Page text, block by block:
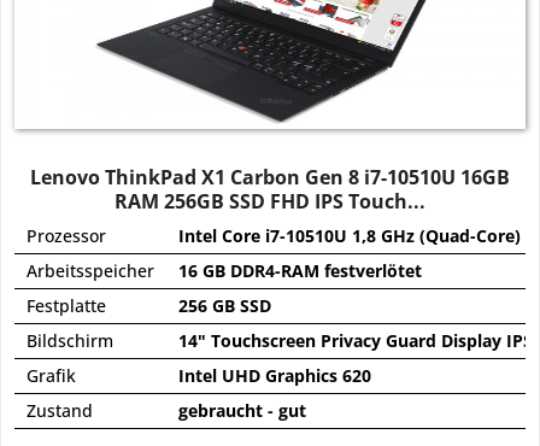
Lenovo ThinkPad X1 Carbon Gen 8 i7-10510U 16GB
RAM 256GB SSD FHD IPS Touch...
Prozessor
Intel Core i7-10510U 1,8 GHz (Quad-Core)
Arbeitsspeicher
16 GB DDR4-RAM festverlötet
Festplatte
256 GB SSD
Bildschirm
14" Touchscreen Privacy Guard Display IPS
Grafik
Intel UHD Graphics 620
Zustand
gebraucht - gut